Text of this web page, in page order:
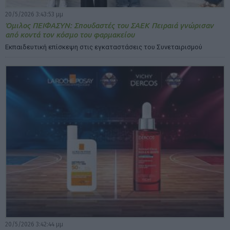
20/5/2026 3:43:53 μμ
Όμιλος ΠΕΙΦΑΣΥΝ: Σπουδαστές του ΣΑΕΚ Πειραιά γνώρισαν
από κοντά τον κόσμο του φαρμακείου
Εκπαιδευτική επίσκεψη στις εγκαταστάσεις του Συνεταιρισμού
20/5/2026 3:42:44 μμ